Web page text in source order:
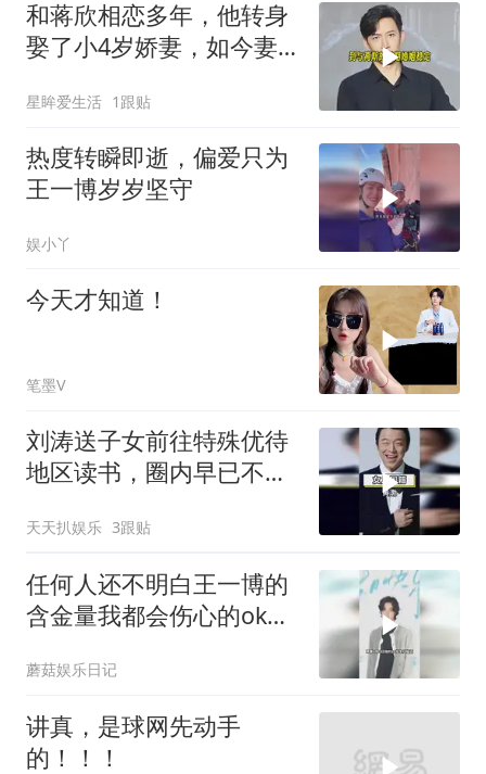
和蒋欣相恋多年，他转身
娶了小4岁娇妻，如今妻
星眸爱生活 1跟贴
热度转瞬即逝，偏爱只为
王一博岁岁坚守
娱小丫
今天才知道！
笔墨V
刘涛送子女前往特殊优待
地区读书，圈内早已不鲜
天天扒娱乐 3跟贴
任何人还不明白王一博的
含金量我都会伤心的ok？
动产
蘑菇娱乐日记
讲真，是球网先动手
的！！！